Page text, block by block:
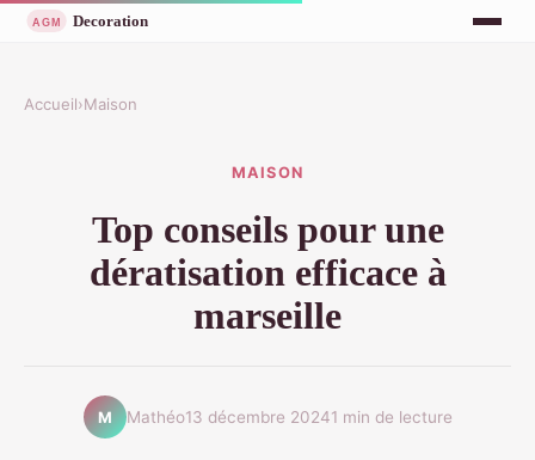
Accueil›Maison
MAISON
Top conseils pour une
dératisation efficace à
marseille
M Mathéo13 décembre 20241 min de lecture